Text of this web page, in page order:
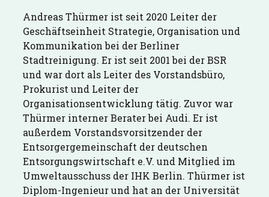
Andreas Thürmer ist seit 2020 Leiter der
Geschäftseinheit Strategie, Organisation und
Kommunikation bei der Berliner
Stadtreinigung. Er ist seit 2001 bei der BSR
und war dort als Leiter des Vorstandsbüro,
Prokurist und Leiter der
Organisationsentwicklung tätig. Zuvor war
Thürmer interner Berater bei Audi. Er ist
außerdem Vorstandsvorsitzender der
Entsorgergemeinschaft der deutschen
Entsorgungswirtschaft e.V. und Mitglied im
Umweltausschuss der IHK Berlin. Thürmer ist
Diplom-Ingenieur und hat an der Universität